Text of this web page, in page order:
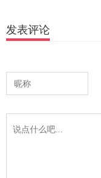
发表评论